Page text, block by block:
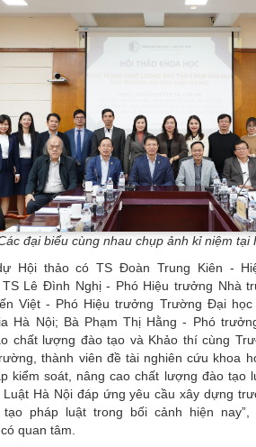
đại biểu cùng nhau chụp ảnh kỉ niệm tại
Hội thảo có TS Đoàn Trung Kiên -
Lê Đình Nghị - Phó Hiệu trưởng Nhà
Việt - Phó Hiệu trưởng Trường Đại
Hà Nội; Bà Phạm Thị Hằng - Phó
chất lượng đào tạo và Khảo thí cùng
thành viên đề tài nghiên cứu khoa
kiểm soát, nâng cao chất lượng đào tạo
Hà Nội đáp ứng yêu cầu xây dựng
pháp luật trong bối cảnh hiện nay”,
quan tâm.